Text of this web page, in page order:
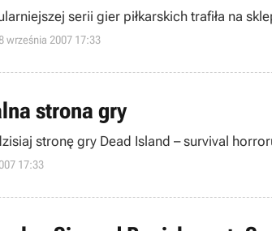
serii gier piłkarskich trafiła na
września 2007 17:33
strona gry
stronę gry Dead Island – survival
17:33